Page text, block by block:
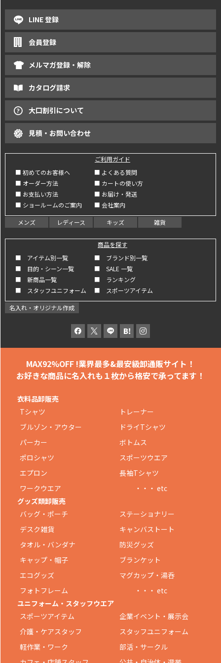
LINE 登録
会員登録
メルマガ登録・解除
カタログ請求
大口割引について
見積・お問い合わせ
ご利用ガイド
■ 初めてのお客様へ
■ よくある質問
■ オーダー方法
■ カートの使い方
■ お支払い方法
■ お届け・発送
■ ショールームのご案内
■ 会社案内
メンズ レディース キッズ 雑貨
商品を探す
■ アイテム別一覧
■ ブランド別一覧
■ 目的・シーン一覧
■ SALE 一覧
■ 新商品一覧
■ ランキング
■ スタッフユニフォーム
■ スポーツアイテム
名入れ・オリジナル作成
MAX92%OFF !業界最多&最安級卸通販サイト！
お好きな商品に名入れも １枚から格安で承ってます！
衣料品卸販売
Tシャツ
トレーナー
ブルゾン・アウター
ドライTシャツ
パーカー
ボトムス
ポロシャツ
スポーツウエア
エプロン
長袖Tシャツ
ワークウエア
・・・ etc
グッズ類卸販売
バッグ・ポーチ
ステーショナリー
デスク雑貨
キャンバストート
タオル・バンダナ
防災グッズ
キャップ・帽子
ブランケット
エコグッズ
マグカップ・湯呑
フォトフレーム
・・・ etc
ユニフォーム・スタッフウエア
スポーツアイテム
企業イベント・展示会
介護・ケアスタッフ
スタッフユニフォーム
軽作業・ワーク
部活・サークル